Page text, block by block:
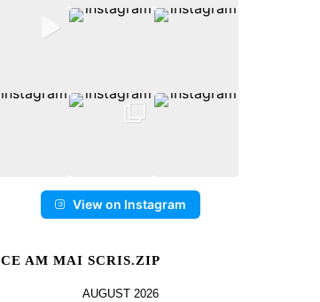
View on Instagram
CE AM MAI SCRIS.ZIP
AUGUST 2026